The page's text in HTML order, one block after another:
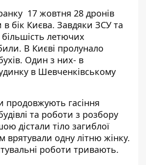
17 жовтня 28 дронів
в бік Києва. Завдяки ЗСУ та
більшість летючих
. В Києві пролунало
Один з них- в
в Шевченківському
продовжують гасіння
та роботи з розбору
дістали тіло загиблої
врятували одну літню жінку.
роботи тривають.